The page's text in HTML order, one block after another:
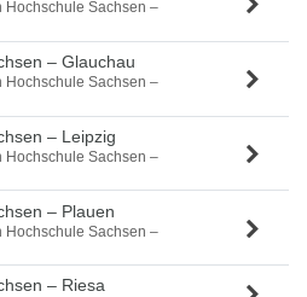
Hochschule Sachsen –
– Glauchau
Hochschule Sachsen –
– Leipzig
Hochschule Sachsen –
– Plauen
Hochschule Sachsen –
– Riesa